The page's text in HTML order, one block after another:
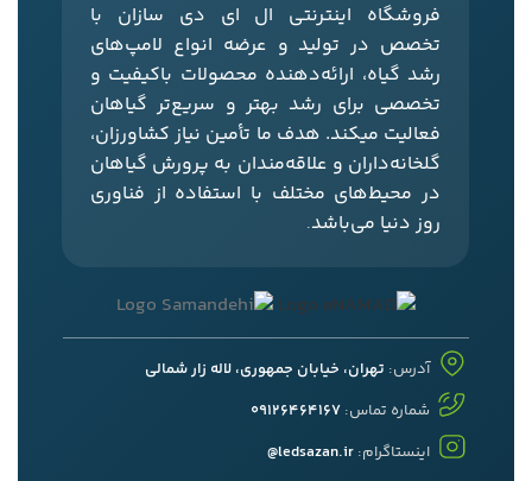
فروشگاه اینترنتی ال‌ ای‌ دی‌ سازان با
تخصص در تولید و عرضه انواع لامپ‌های
رشد گیاه، ارائه‌دهنده محصولات باکیفیت و
تخصصی برای رشد بهتر و سریع‌تر گیاهان
فعالیت میکند. هدف ما تأمین نیاز کشاورزان،
گلخانه‌داران و علاقه‌مندان به پرورش گیاهان
در محیط‌های مختلف با استفاده از فناوری
روز دنیا می‌باشد.
آدرس: تهران، خیابان جمهوری، لاله زار شمالی
شماره تماس:09126464167
اینستاگرام:ledsazan.ir@